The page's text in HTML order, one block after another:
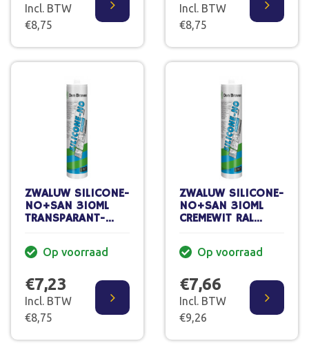
Incl. BTW
€8,75
Incl. BTW
€8,75
ZWALUW SILICONE-
NO+SAN 310ML
TRANSPARANT-
Op voorraad
€7,23
Incl. BTW
€8,75
ZWALUW SILICONE-
NO+SAN 310ML
CREMEWIT RAL
Op voorraad
€7,66
Incl. BTW
€9,26